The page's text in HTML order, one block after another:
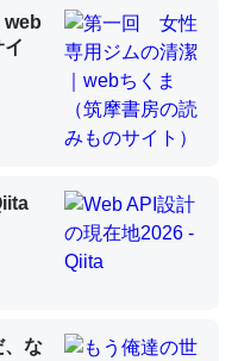
量に使う脊椎動物と貝
と殻を無くしてナメク
でたまに覗いてる。ぼ
web
、な